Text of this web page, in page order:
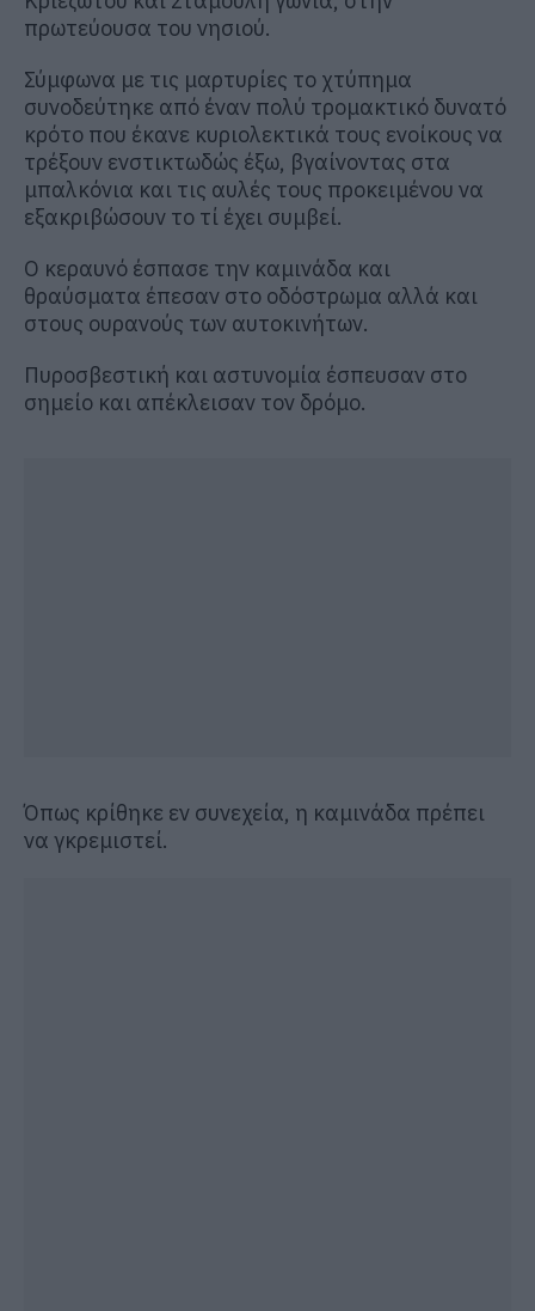
πρωτεύουσα του νησιού.
Σύμφωνα με τις μαρτυρίες το χτύπημα
συνοδεύτηκε από έναν πολύ τρομακτικό δυνατό
κρότο που έκανε κυριολεκτικά τους ενοίκους να
τρέξουν ενστικτωδώς έξω, βγαίνοντας στα
μπαλκόνια και τις αυλές τους προκειμένου να
εξακριβώσουν το τί έχει συμβεί.
Ο κεραυνό έσπασε την καμινάδα και
θραύσματα έπεσαν στο οδόστρωμα αλλά και
στους ουρανούς των αυτοκινήτων.
Πυροσβεστική και αστυνομία έσπευσαν στο
σημείο και απέκλεισαν τον δρόμο.
Όπως κρίθηκε εν συνεχεία, η καμινάδα πρέπει
να γκρεμιστεί.